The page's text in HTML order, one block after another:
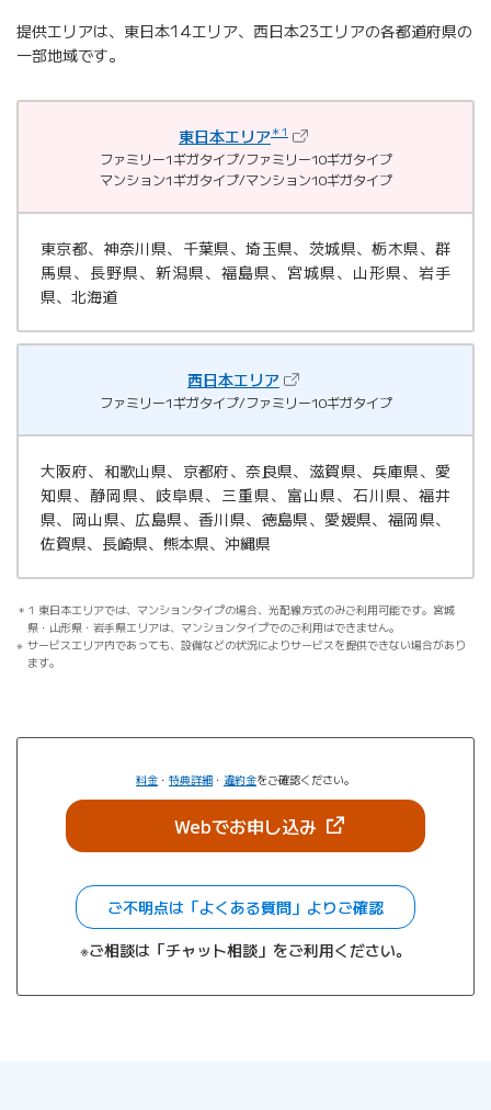
提供エリアは、東日本14エリア、西日本23エリアの各都道府県の
一部地域です。
東日本エリア ＊1（新しいタブで開きます）
ファミリー1ギガタイプ/ファミリー10ギガタイプ
マンション1ギガタイプ/マンション10ギガタイプ
東京都、神奈川県、千葉県、埼玉県、茨城県、栃木県、群
馬県、長野県、新潟県、福島県、宮城県、山形県、岩手
県、北海道
西日本エリア （新しいタブで開きます）
ファミリー1ギガタイプ/ファミリー10ギガタイプ
大阪府、和歌山県、京都府、奈良県、滋賀県、兵庫県、愛
知県、静岡県、岐阜県、三重県、富山県、石川県、福井
県、岡山県、広島県、香川県、徳島県、愛媛県、福岡県、
佐賀県、長崎県、熊本県、沖縄県
1 東日本エリアでは、マンションタイプの場合、光配線方式のみご利用可能です。宮城
県・山形県・岩手県エリアは、マンションタイプでのご利用はできません。
サービスエリア内であっても、設備などの状況によりサービスを提供できない場合があり
ます。
料金 ・ 特典詳細 ・ 違約金をご確認ください。
Webでお申し込み（新しいタブで開き
ご不明点は「よくある質問」よりご確認
※ご相談は「チャット相談」をご利用ください。